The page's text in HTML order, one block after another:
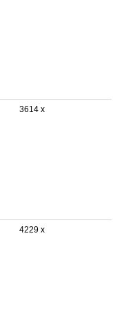
3614 x
4229 x